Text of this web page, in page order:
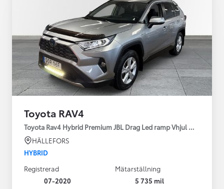
Toyota RAV4
Toyota Rav4 Hybrid Premium JBL Drag Led ramp Vhjul motorv
HÄLLEFORS
HYBRID
Registrerad
07-2020
Mätarställning
5 735 mil